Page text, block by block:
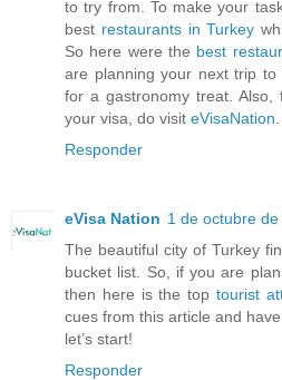
to try from. To make your
best restaurants in Turkey
So here were the best
are planning your next trip
for a gastronomy treat.
your visa, do visit eVisaNation
Responder
eVisa Nation 1 de octubre
The beautiful city of Turkey
bucket list. So, if you are
then here is the top tourist
cues from this article and
let’s start!
Responder